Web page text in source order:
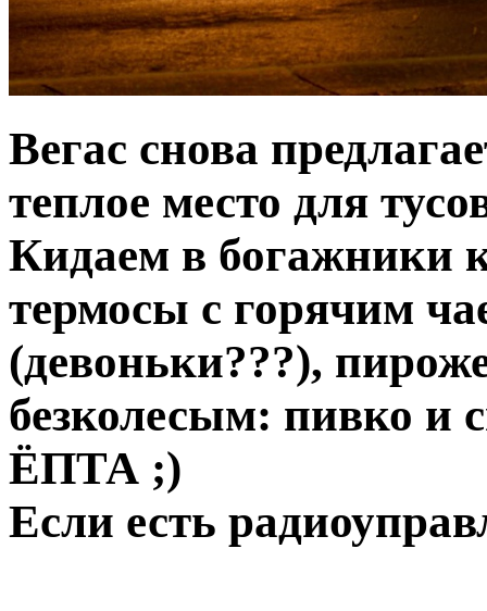
Вегас снова
теплое место для
Кидаем в богажники
термосы с горячим
(девоньки???),
безколесым: пивко
ЁПТА ;)
Если есть